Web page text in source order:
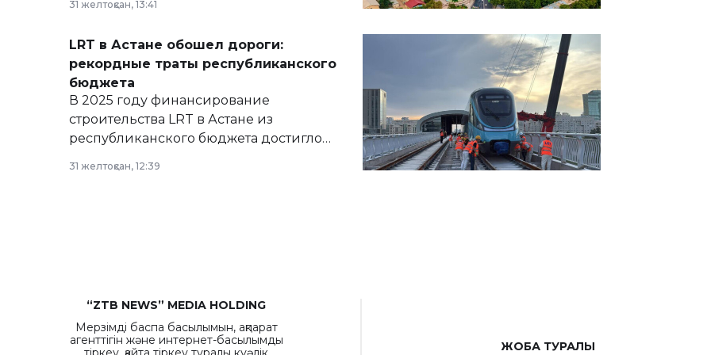
сайте маслихат города.
31 желтоқсан, 13:41
LRT в Астане обошел дороги:
рекордные траты республиканского
бюджета
В 2025 году финансирование
строительства LRT в Астане из
республиканского бюджета достигло
31 желтоқсан, 12:39
“ZTB NEWS” MEDIA HOLDING
Мерзімді баспа басылымын, ақпарат
агенттігін және интернет-басылымды
ЖОБА ТУРАЛЫ